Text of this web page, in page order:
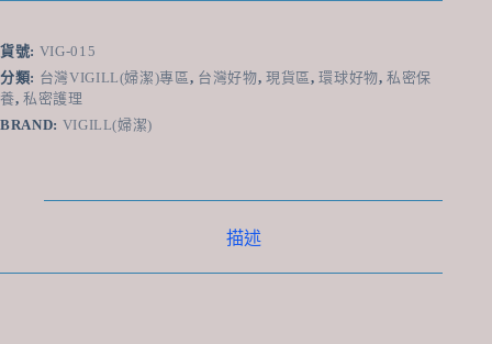
滾
輪
蜜
糖
熱
貨號: VIG-015
分類: 台灣VIGILL(婦潔)專區, 台灣好物, 現貨區,環球好物,私密保
養, 私密護理
BRAND: VIGILL(婦潔)
描述